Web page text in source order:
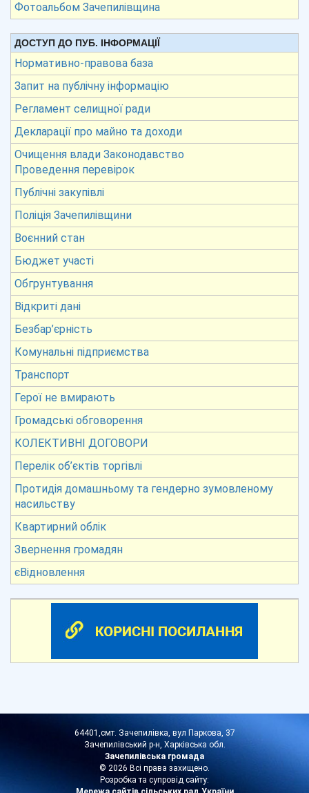
Фотоальбом Зачепилівщина
ДОСТУП ДО ПУБ. ІНФОРМАЦІЇ
Нормативно-правова база
Запит на публічну інформацію
Регламент селищної ради
Декларації про майно та доходи
Очищення влади Законодавство
Проведення перевірок
Публічні закупівлі
Поліція Зачепилівщини
Воєнний стан
Бюджет участі
Обгрунтування
Відкриті дані
Безбар’єрність
Комунальні підприємства
Транспорт
Герої не вмирають
Громадські обговорення
КОЛЕКТИВНІ ДОГОВОРИ
Перелік об’єктів торгівлі
Протидія домашньому та гендерно зумовленому
насильству
Квартирний облік
Звернення громадян
єВідновлення
64401,смт. Зачепилівка, вул Паркова, 37
Зачепилівський р-н, Харківська обл.
Зачепилівська громада
© 2026 Всі права захищено.
Розробка та супровід сайту: